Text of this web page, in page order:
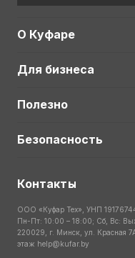
О Куфаре
Для бизнеса
Полезно
Безопасность
Контакты
ООО «Куфар Тех», УНП
Пн-Пт: 10:00 – 18:00; Сб, Вс:
220029, г. Минск, ул. Красная
этаж help@kufar.by